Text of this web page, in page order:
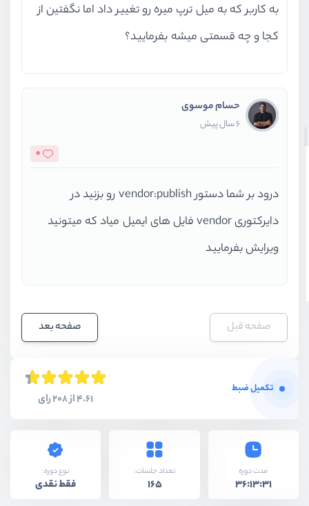
به کاربر که به میل ترپ میره رو تغییر داد اما نگفتین از
کجا و چه قسمتی میشه بفرمایید؟
حسام موسوی
6 سال پیش
0
درود بر شما دستور vendor:publish رو بزنید در
دایرکتوری vendor فایل های ایمیل میاد که میتونید
ویرایش بفرمایید
صفحه بعد صفحه قبل
تکمیل ضبط
4.61 از 208 رای
مدت دوره
36:13:31
تعداد جلسات:
165
نوع دوره:
فقط نقدی